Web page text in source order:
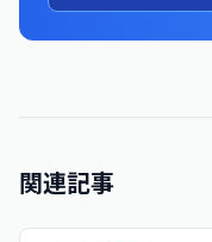
関連記事